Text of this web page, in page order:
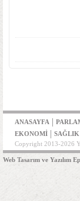
ANASAYFA |
EKONOMİ | SAĞLIK
Copyright 2013-2026
Web Tasarım ve Yazılım